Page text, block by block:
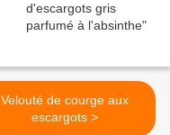
Velouté de courge aux
escargots >